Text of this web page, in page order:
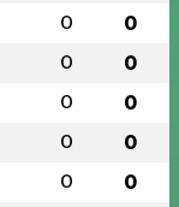
0 0
0 0
0 0
0 0
0 0